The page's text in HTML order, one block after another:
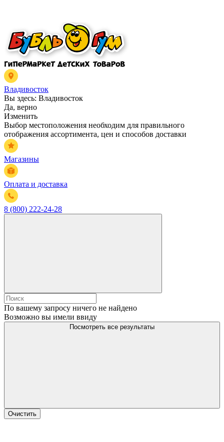
Владивосток
Вы здесь: Владивосток
Да, верно
Изменить
Выбор местоположения необходим для правильного
отображения ассортимента, цен и способов доставки
Магазины
Оплата и доставка
8 (800) 222-24-28
По вашему запросу ничего не найдено
Возможно вы имели ввиду
Посмотреть все результаты
Очистить